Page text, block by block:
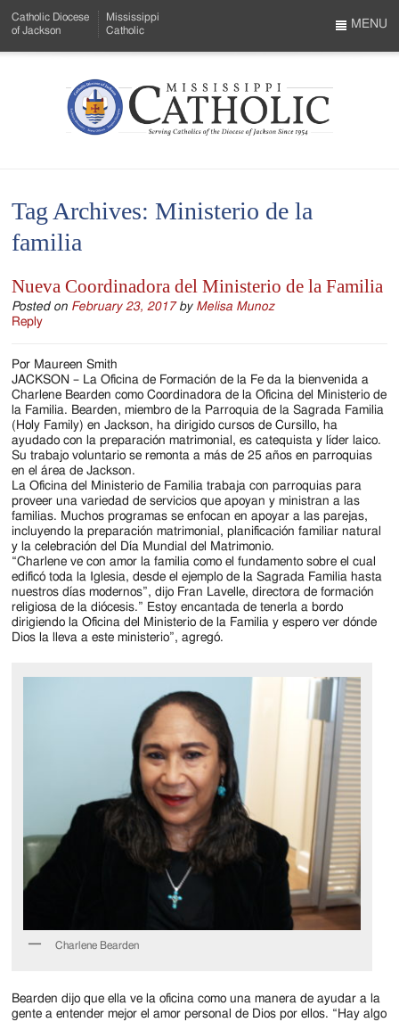
to
Menu
Content
Catholic Diocese
of Jackson
Mississippi
Catholic
Mississippi
Serving
Catholics
of
the
of
Jackson
Since
1954
MENU
Tag Archives:Ministerio de la
familia
Nueva Coordinadora del Ministerio de la Familia
Posted on February 23, 2017 by Melisa Munoz
Reply
Por Maureen Smith
JACKSON – La Oficina de Formación de la Fe da la bienvenida a
Charlene Bearden como Coordinadora de la Oficina del Ministerio de
la Familia. Bearden, miembro de la Parroquia de la Sagrada Familia
(Holy Family) en Jackson, ha dirigido cursos de Cursillo, ha
ayudado con la preparación matrimonial, es catequista y líder laico.
Su trabajo voluntario se remonta a más de 25 años en parroquias
en el área de Jackson.
La Oficina del Ministerio de Familia trabaja con parroquias para
proveer una variedad de servicios que apoyan y ministran a las
familias. Muchos programas se enfocan en apoyar a las parejas,
incluyendo la preparación matrimonial, planificación familiar natural
y la celebración del Día Mundial del Matrimonio.
“Charlene ve con amor la familia como el fundamento sobre el cual
edificó toda la Iglesia, desde el ejemplo de la Sagrada Familia hasta
nuestros días modernos”, dijo Fran Lavelle, directora de formación
religiosa de la diócesis.” Estoy encantada de tenerla a bordo
dirigiendo la Oficina del Ministerio de la Familia y espero ver dónde
Dios la lleva a este ministerio”, agregó.
Charlene Bearden
Bearden dijo que ella ve la oficina como una manera de ayudar a la
gente a entender mejor el amor personal de Dios por ellos. “Hay algo